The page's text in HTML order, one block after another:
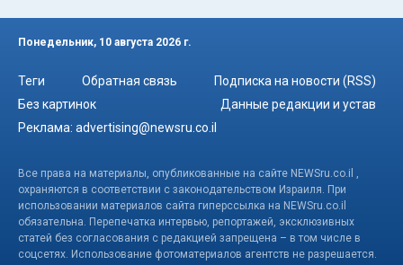
Понедельник, 10 августа 2026 г.
Теги Обратная связь
Подписка на новости (RSS)
Без картинок
Данные редакции и устав
Реклама: advertising@newsru.co.il
Все права на материалы, опубликованные на сайте NEWSru.co.il ,
охраняются в соответствии с законодательством Израиля. При
использовании материалов сайта гиперссылка на NEWSru.co.il
обязательна. Перепечатка интервью, репортажей, эксклюзивных
статей без согласования с редакцией запрещена – в том числе в
соцсетях. Использование фотоматериалов агентств не разрешается.